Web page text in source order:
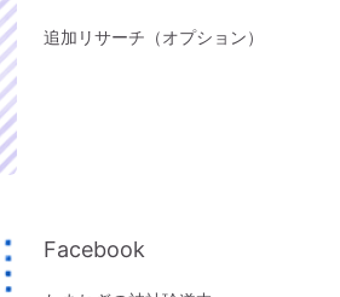
追加リサーチ（オプション）
Facebook